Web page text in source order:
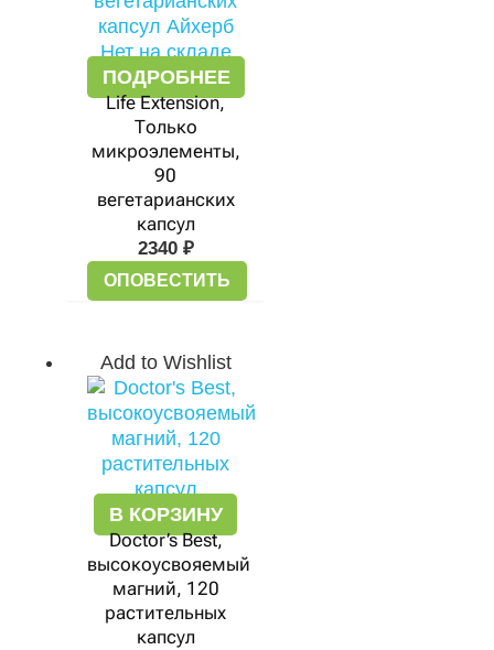
Нет на складе
ПОДРОБНЕЕ
Life Extension,
Только
микроэлементы,
90
вегетарианских
капсул
2340 ₽
ОПОВЕСТИТЬ
Add to Wishlist
В КОРЗИНУ
Doctor’s Best,
высокоусвояемый
магний, 120
растительных
капсул